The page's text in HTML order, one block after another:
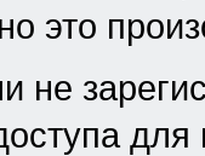
это
не